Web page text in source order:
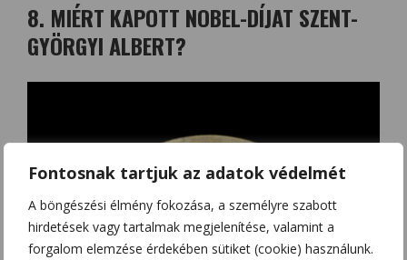
Fontosnak tartjuk az adatok védelmét
A böngészési élmény fokozása, a személyre szabott
hirdetések vagy tartalmak megjelenítése, valamint a
forgalom elemzése érdekében sütiket (cookie) használunk.
8. MIÉRT KAPOTT NOBEL-DÍJAT SZENT-
GYÖRGYI ALBERT?